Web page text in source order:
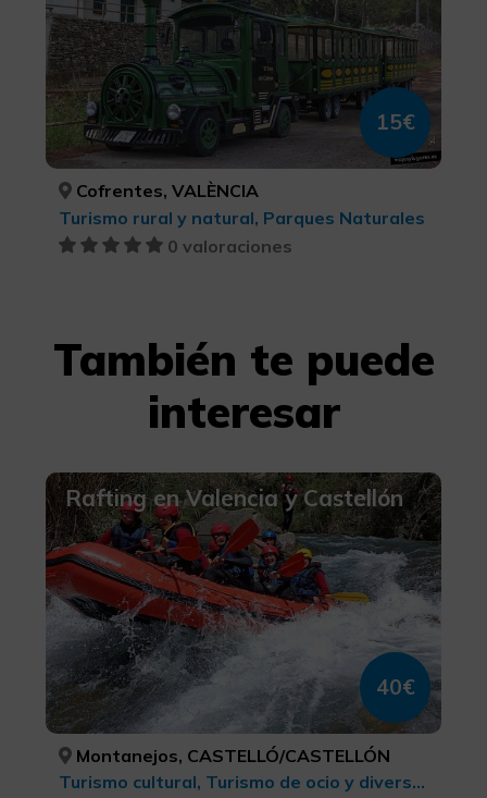
15€
Cofrentes, VALÈNCIA
Turismo rural y natural, Parques Naturales
0 valoraciones
También te puede
interesar
Rafting en Valencia y Castellón
40€
Montanejos, CASTELLÓ/CASTELLÓN
Turismo cultural, Turismo de ocio y diversión, Turismo deportivo, Turismo activo-aventura, Ruta del Grial, Senderismo